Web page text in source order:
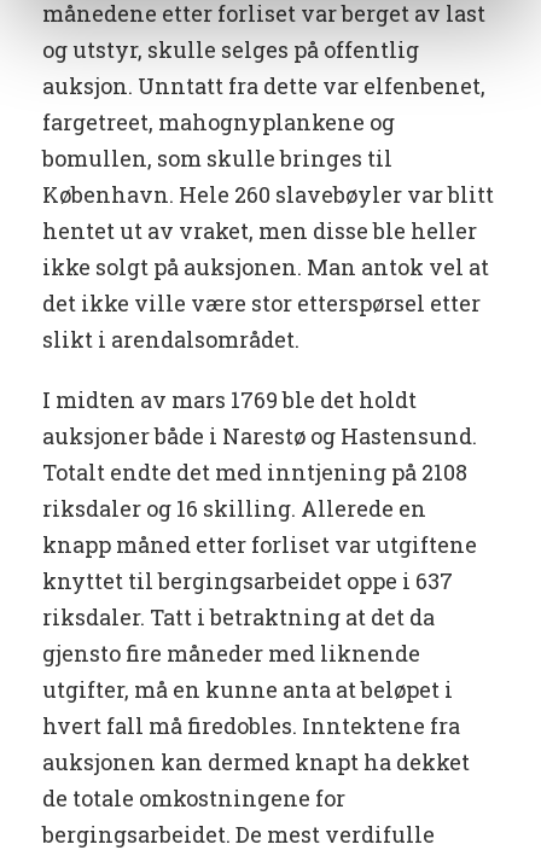
månedene etter forliset var berget av last
og utstyr, skulle selges på offentlig
auksjon. Unntatt fra dette var elfenbenet,
fargetreet, mahognyplankene og
bomullen, som skulle bringes til
København. Hele 260 slavebøyler var blitt
hentet ut av vraket, men disse ble heller
ikke solgt på auksjonen. Man antok vel at
det ikke ville være stor etterspørsel etter
slikt i arendalsområdet.
I midten av mars 1769 ble det holdt
auksjoner både i Narestø og Hastensund.
Totalt endte det med inntjening på 2108
riksdaler og 16 skilling. Allerede en
knapp måned etter forliset var utgiftene
knyttet til bergingsarbeidet oppe i 637
riksdaler. Tatt i betraktning at det da
gjensto fire måneder med liknende
utgifter, må en kunne anta at beløpet i
hvert fall må firedobles. Inntektene fra
auksjonen kan dermed knapt ha dekket
de totale omkostningene for
bergingsarbeidet. De mest verdifulle